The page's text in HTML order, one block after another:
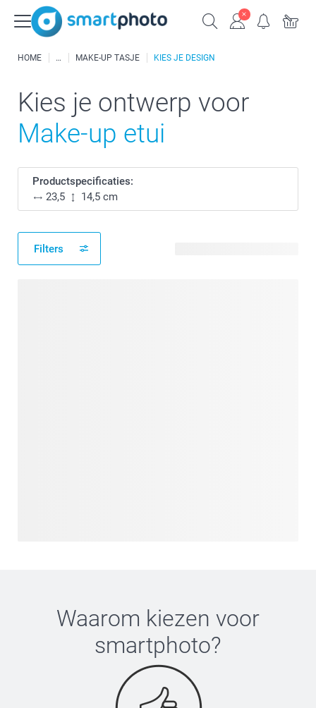
HOME MAKE-UP TASJE KIES JE DESIGN
Kies je ontwerp voor
Make-up etui
Productspecificaties:
23,5
14,5 cm
Filters
Waarom kiezen voor
smartphoto?